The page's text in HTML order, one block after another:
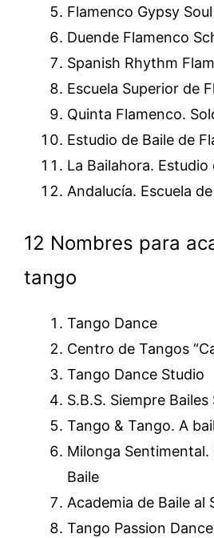
Flamenco Gypsy
Duende Flamenco
Spanish Rhythm
Escuela Superior de
Quinta Flamenco.
Estudio de Baile de
La Bailahora. Estudio
Andalucía. Escuela
12 Nombres para
tango
Tango Dance
Centro de Tangos
Tango Dance Studio
S.B.S. Siempre Bailes
Tango & Tango. A
Milonga Sentimental.
Baile
Academia de Baile al
Tango Passion